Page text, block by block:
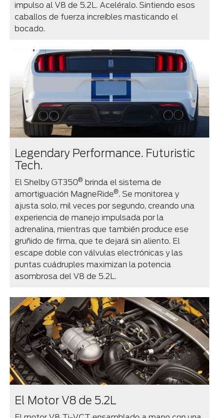
impulso al V8 de 5.2L. Aceléralo. Sintiendo esos
caballos de fuerza increíbles masticando el
bocado.
Legendary Performance. Futuristic
Tech.
El Shelby GT350® brinda el sistema de
amortiguación MagneRide®. Se monitorea y
ajusta solo, mil veces por segundo, creando una
experiencia de manejo impulsada por la
adrenalina, mientras que también produce ese
gruñido de firma, que te dejará sin aliento. El
escape doble con válvulas electrónicas y las
puntas cuádruples maximizan la potencia
asombrosa del V8 de 5.2L.
El Motor V8 de 5.2L